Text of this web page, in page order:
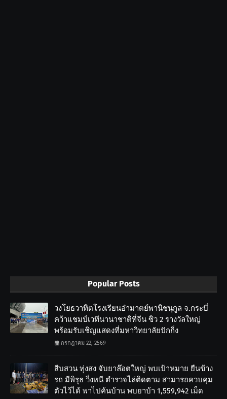
Popular Posts
วงโยธวาทิตโรงเรียนอำมาตย์พานิชนุกูล จ.กระบี่
คว้าแชมป์เวทีนานาชาติที่จีน ซิว 2 รางวัลใหญ่
พร้อมรับเชิญแสดงที่มหาวิทยาลัยปักกิ่ง
กรกฎาคม 22, 2569
สืบสวน ทุ่งสง จับยาล๊อตใหญ่ พบเป้าหมาย ยืนข้าง
รถ มีพิรุธ วิ่งหนี ตำรวจไล่ติดตาม สามารถควบคุม
ตัวไว้ได้ พาไปค้นบ้าน พบยาบ้า 1,559,942 เม็ด